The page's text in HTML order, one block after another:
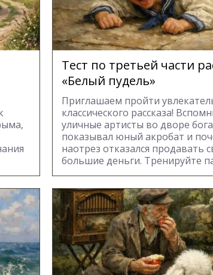
Тест по третьей части
«Белый пудель»
Приглашаем пройти
классического рассказа!
уличные артисты во дворе
показывал юный акробат и
наотрез отказался продавать
большие деньги. Тренируйте